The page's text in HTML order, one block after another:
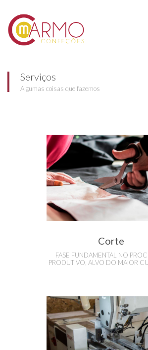
Serviços
Algumas coisas que fazemos
Corte
FASE FUNDAMENTAL NO
PRODUTIVO, ALVO DO MAIOR